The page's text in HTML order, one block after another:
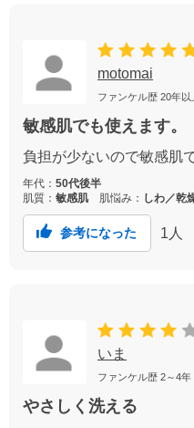
motomai
ファンケル歴 20年以
敏感肌でも使えます。
負担が少ないので敏感肌
年代： 50代後半
肌質： 敏感肌 肌悩み： しわ／乾
参考になった 1 人
いま
ファンケル歴 2～4年
やさしく洗える